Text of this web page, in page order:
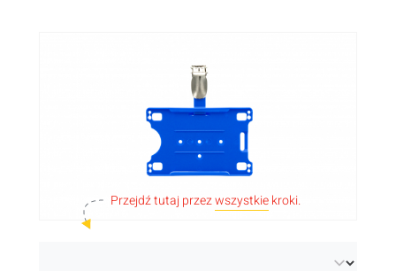
Przejdź tutaj przezwszystkiekroki.